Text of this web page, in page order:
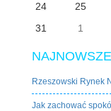
24
25
31
1
Rzeszowski Rynek
Jak zachować